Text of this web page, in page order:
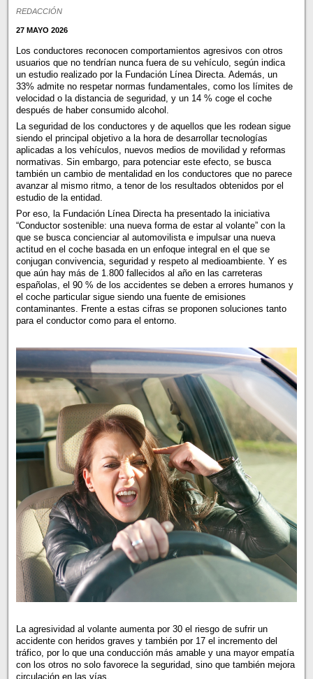
REDACCIÓN
27 MAYO 2026
Los conductores reconocen comportamientos agresivos con otros
usuarios que no tendrían nunca fuera de su vehículo, según indica
un estudio realizado por la Fundación Línea Directa. Además, un
33% admite no respetar normas fundamentales, como los límites de
velocidad o la distancia de seguridad, y un 14 % coge el coche
después de haber consumido alcohol.
La seguridad de los conductores y de aquellos que les rodean sigue
siendo el principal objetivo a la hora de desarrollar tecnologías
aplicadas a los vehículos, nuevos medios de movilidad y reformas
normativas. Sin embargo, para potenciar este efecto, se busca
también un cambio de mentalidad en los conductores que no parece
avanzar al mismo ritmo, a tenor de los resultados obtenidos por el
estudio de la entidad.
Por eso, la Fundación Línea Directa ha presentado la iniciativa
“Conductor sostenible: una nueva forma de estar al volante” con la
que se busca concienciar al automovilista e impulsar una nueva
actitud en el coche basada en un enfoque integral en el que se
conjugan convivencia, seguridad y respeto al medioambiente. Y es
que aún hay más de 1.800 fallecidos al año en las carreteras
españolas, el 90 % de los accidentes se deben a errores humanos y
el coche particular sigue siendo una fuente de emisiones
contaminantes. Frente a estas cifras se proponen soluciones tanto
para el conductor como para el entorno.
La agresividad al volante aumenta por 30 el riesgo de sufrir un
accidente con heridos graves y también por 17 el incremento del
tráfico, por lo que una conducción más amable y una mayor empatía
con los otros no solo favorece la seguridad, sino que también mejora
circulación en las vías.